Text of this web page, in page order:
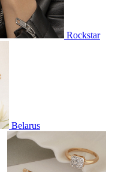
Rockstar
Belarus